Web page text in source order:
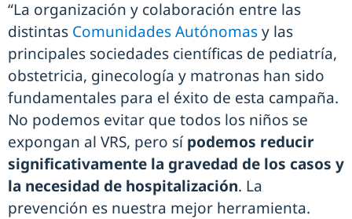
“La organización y colaboración entre las
distintas Comunidades Autónomasy las
principales sociedades científicas de pediatría,
obstetricia, ginecología y matronas han sido
fundamentales para el éxito de esta campaña.
No podemos evitar que todos los niños se
expongan al VRS, pero sí podemos reducir
significativamente la gravedad de los casos y
la necesidad de hospitalización. La
prevención es nuestra mejor herramienta.